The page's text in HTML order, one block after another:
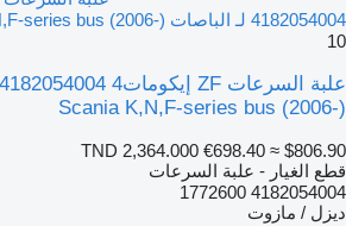
4182054004 لـ الباصات Scania K,N,F-series bus (2006-)
10
Scania K,N,F-series bus (2006-)
TND 2,364.000 €698.40 ≈ $806.90
قطع الغيار - علبة السرعات
4182054004 1772600
ديزل / مازوت